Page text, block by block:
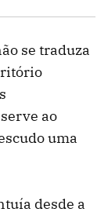
se traduza
ao
uma
desde a